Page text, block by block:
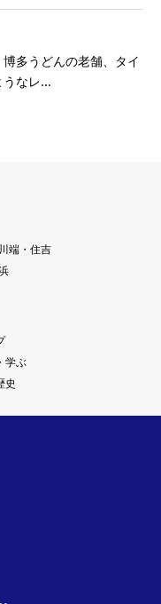
博多うどんの老舗、タイ
なレ...
川端・住吉
学ぶ
史